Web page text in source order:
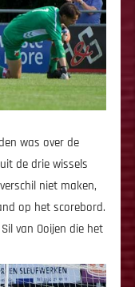
was over de
de drie wissels
niet maken,
op het scorebord.
van Ooijen die het